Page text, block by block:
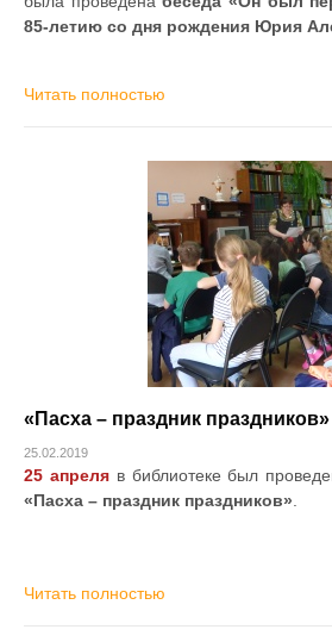
85-летию со дня рождения Юрия
Читать полностью
«Пасха – праздник праздников»
25.02.2019
25 апреляв библиотеке был
«Пасха – праздник праздников»
Читать полностью